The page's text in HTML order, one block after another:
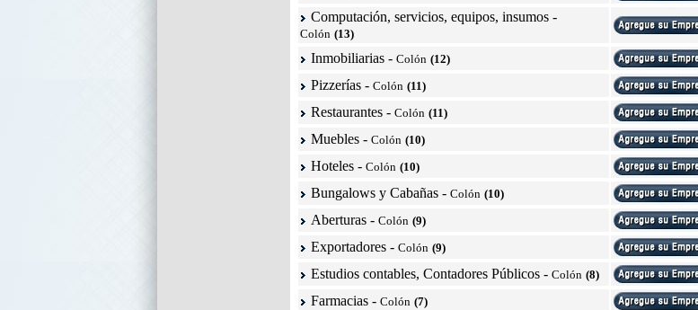
Computación, servicios, equipos, insumos -
Colón (13)
Inmobiliarias - Colón (12)
Pizzerías - Colón (11)
Restaurantes - Colón (11)
Muebles - Colón (10)
Hoteles - Colón (10)
Bungalows y Cabañas - Colón (10)
Aberturas - Colón (9)
Exportadores - Colón (9)
Estudios contables, Contadores Públicos - Colón (8)
Farmacias - Colón (7)